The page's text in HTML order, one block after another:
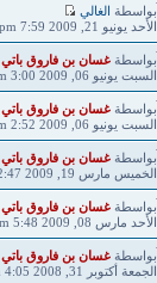
آخر
مشاركة
بواسطة الغالي
الأحد يونيو 21, 2009 7:59 pm
آخر
مشاركة
بواسطةغسان بن فاروق باتي
السبت يونيو 06, 2009 3:00 pm
آخر
مشاركة
بواسطةغسان بن فاروق باتي
السبت يونيو 06, 2009 2:52 pm
آخر
مشاركة
بواسطةغسان بن فاروق باتي
الخميس مارس 19, 2009 2:47 pm
آخر
مشاركة
بواسطةغسان بن فاروق باتي
الأحد مارس 08, 2009 5:48 pm
آخر
مشاركة
بواسطةغسان بن فاروق باتي
الجمعة أكتوبر 31, 2008 4:05 pm